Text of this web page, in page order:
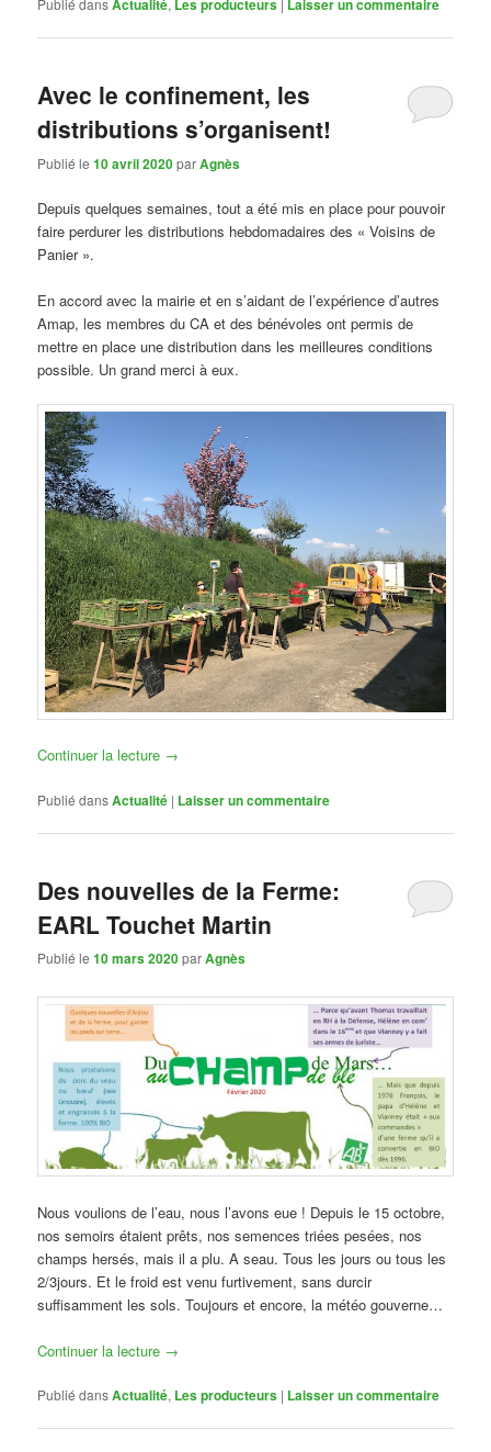
Publié dansActualité, Les producteurs Laisser un commentaire
Avec le confinement, les
distributions s’organisent!
Publié le10 avril 2020parAgnès
Depuis quelques semaines, tout a été mis en place pour pouvoir
faire perdurer les distributions hebdomadaires des « Voisins de
Panier ».
En accord avec la mairie et en s’aidant de l’expérience d’autres
Amap, les membres du CA et des bénévoles ont permis de
mettre en place une distribution dans les meilleures conditions
possible. Un grand merci à eux.
Continuer la lecture →
Publié dansActualité | Laisser un commentaire
Des nouvelles de la Ferme:
EARL Touchet Martin
Publié le10 mars 2020parAgnès
Nous voulions de l’eau, nous l’avons eue ! Depuis le 15 octobre,
nos semoirs étaient prêts, nos semences triées pesées, nos
champs hersés, mais il a plu. A seau.Tous les jours ou tous les
2/3jours. Et le froid est venu furtivement, sans durcir
suffisamment les sols. Toujours et encore, la météo gouverne…
Continuer la lecture →
Publié dansActualité, Les producteurs | Laisser un commentaire